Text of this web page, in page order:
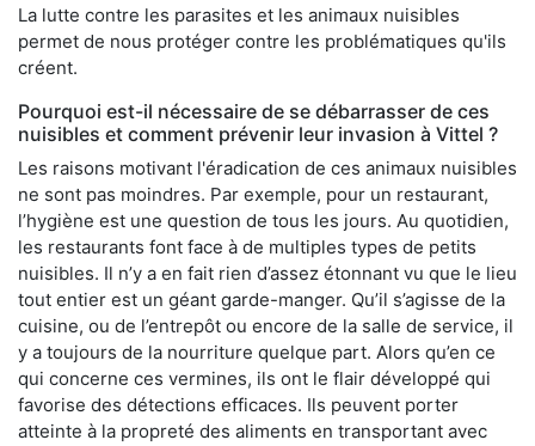
La lutte contre les parasites et les animaux nuisibles
permet de nous protéger contre les problématiques qu'ils
créent.
Pourquoi est-il nécessaire de se débarrasser de ces
nuisibles et comment prévenir leur invasion à Vittel ?
Les raisons motivant l'éradication de ces animaux nuisibles
ne sont pas moindres. Par exemple, pour un restaurant,
l’hygiène est une question de tous les jours. Au quotidien,
les restaurants font face à de multiples types de petits
nuisibles. Il n’y a en fait rien d’assez étonnant vu que le lieu
tout entier est un géant garde-manger. Qu’il s’agisse de la
cuisine, ou de l’entrepôt ou encore de la salle de service, il
y a toujours de la nourriture quelque part. Alors qu’en ce
qui concerne ces vermines, ils ont le flair développé qui
favorise des détections efficaces. Ils peuvent porter
atteinte à la propreté des aliments en transportant avec